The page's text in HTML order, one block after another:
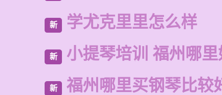
新 学尤克里里怎么样
新 小提琴培训 福州哪
新 福州哪里买钢琴比较